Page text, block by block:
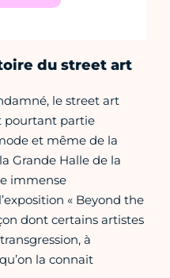
du street art
le street art
pourtant partie
et même de la
Grande Halle de la
immense
« Beyond the
dont certains artistes
à
la connait